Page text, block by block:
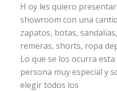
H oy les quiero
showroom con una
zapatos, botas,
remeras, shorts, ropa
Lo que se los ocurra esta
persona muy especial y
elegir todos los